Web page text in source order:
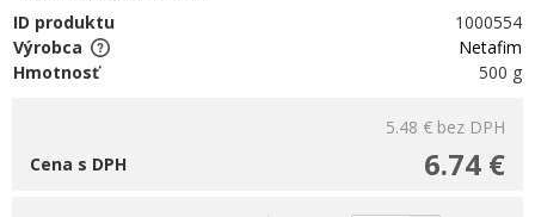
ID produktu
1000554
Výrobca
Netafim
Hmotnosť
500 g
5.48 € bez DPH
6.74 €
Cena s DPH